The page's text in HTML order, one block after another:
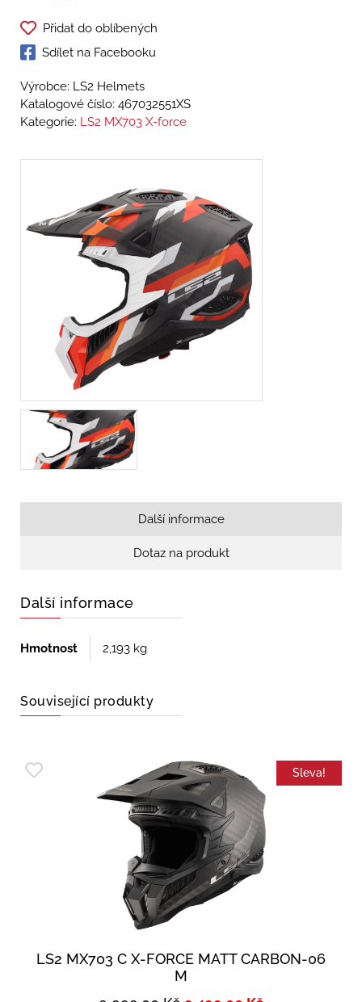
Přidat do oblíbených
Sdílet na Facebooku
Výrobce: LS2 Helmets
Katalogové číslo: 467032551XS
Kategorie: LS2 MX703 X-force
Další informace
Dotaz na produkt
Další informace
Hmotnost 2,193 kg
Související produkty
Sleva!
LS2 MX703 C X-FORCE MATT CARBON-06
M